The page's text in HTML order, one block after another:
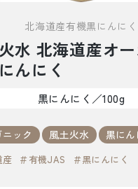
北海道産有機黒にんにく
水 北海道産オー
んにく
黒にんにく／100g
ック 風土火水 黒にん
産 ＃有機JAS ＃黒にんにく